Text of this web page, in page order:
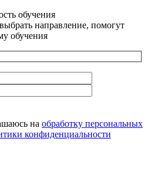
обучения
направление, помогут
обучения
на обработку персональных
конфиденциальности